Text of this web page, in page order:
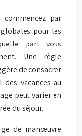
par
pour les
part vous
Une règle
de consacrer
vacances au
peut varier en
du séjour.
de manœuvre